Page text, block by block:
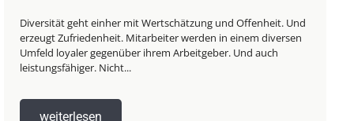
Diversität geht einher mit Wertschätzung und Offenheit. Und
erzeugt Zufriedenheit. Mitarbeiter werden in einem diversen
Umfeld loyaler gegenüber ihrem Arbeitgeber. Und auch
leistungsfähiger. Nicht...
weiterlesen